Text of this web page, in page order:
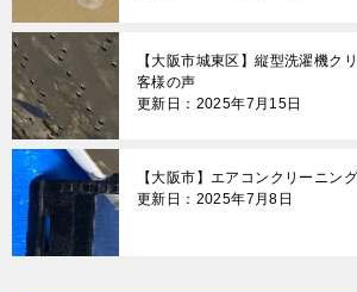
【大阪市城東区】縦型洗濯機
客様の声
更新日：2025年7月15日
【大阪市】エアコンクリーニ
更新日：2025年7月8日